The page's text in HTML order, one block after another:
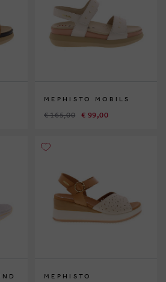
MEPHISTO MOBILS
€ 165,00 € 99,00
MEPHISTO